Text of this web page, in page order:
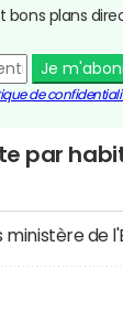
bons plans
Je
de
par
ministère de